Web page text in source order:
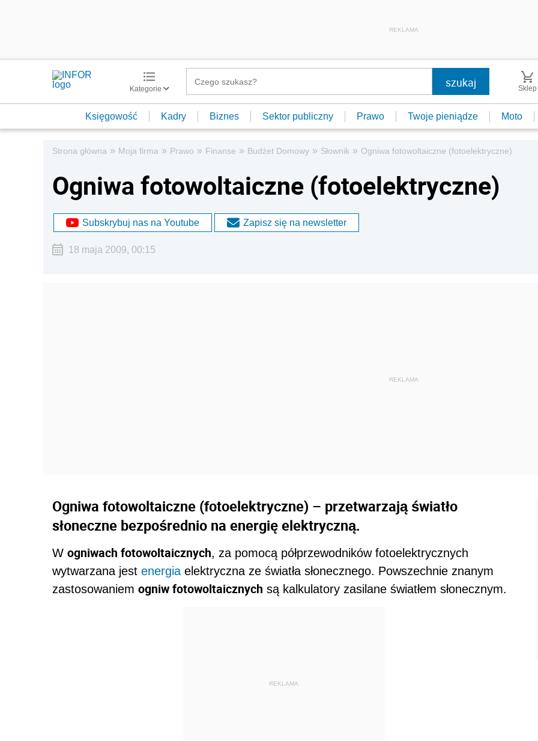
REKLAMA
Kategorie Sklep
Księgowość Kadry Biznes Sektor publiczny Prawo Twoje pieniądze Moto
Strona główna » Moja firma » Prawo » Finanse » Budżet Domowy » Słownik » Ogniwa fotowoltaiczne (fotoelektryczne)
Ogniwa fotowoltaiczne (fotoelektryczne)
Subskrybuj nas na Youtube Zapisz się na newsletter
18 maja 2009, 00:15
Ogniwa fotowoltaiczne (fotoelektryczne) – przetwarzają światło
słoneczne bezpośrednio na energię elektryczną.
W ogniwach fotowoltaicznych, za pomocą półprzewodników fotoelektrycznych
wytwarzana jest energia elektryczna ze światła słonecznego. Powszechnie znanym
zastosowaniem ogniw fotowoltaicznych są kalkulatory zasilane światłem słonecznym.
REKLAMA